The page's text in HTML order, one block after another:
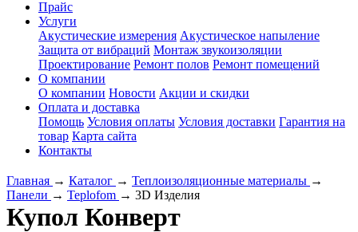
Прайс
Услуги
Акустические измерения Акустическое напыление
Защита от вибраций Монтаж звукоизоляции
Проектирование Ремонт полов Ремонт помещений
О компании
О компании Новости Акции и скидки
Оплата и доставка
Помощь Условия оплаты Условия доставки Гарантия на
товар Карта сайта
Контакты
Главная → Каталог → Теплоизоляционные материалы →
Панели → Teplofom → 3D Изделия
Купол Конверт